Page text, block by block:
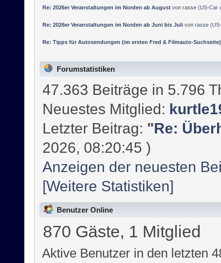
Re: 2026er Veranstaltungen im Norden ab Augustvon rasse(US-Car
Re: 2026er Veranstaltungen im Norden ab Juni bis Julivon rasse(
Re: Tipps für Autosendungen (im ersten Fred & Filmauto-Suchseite)
Forumstatistiken
47.363 Beiträge in 5.796
Neuestes Mitglied:
Letzter Beitrag: "Re:
2026, 08:20:45 )
Anzeigen der neuesten
[Weitere Statistiken]
Benutzer Online
870 Gäste, 1 Mitglied
Aktive Benutzer in den letzten